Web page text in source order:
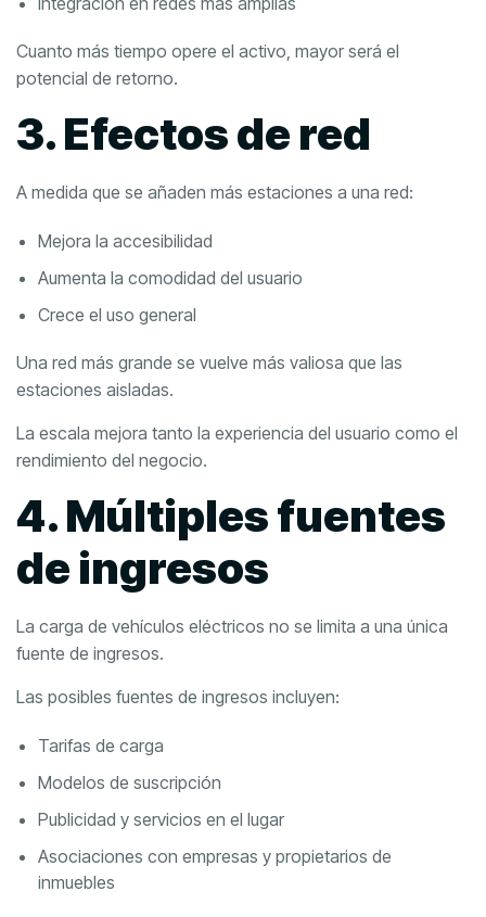
Cuanto más tiempo opere el activo, mayor será el
potencial de retorno.
3. Efectos de red
A medida que se añaden más estaciones a una red:
Mejora la accesibilidad
Aumenta la comodidad del usuario
Crece el uso general
Una red más grande se vuelve más valiosa que las
estaciones aisladas.
La escala mejora tanto la experiencia del usuario como el
rendimiento del negocio.
4. Múltiples fuentes
de ingresos
La carga de vehículos eléctricos no se limita a una única
fuente de ingresos.
Las posibles fuentes de ingresos incluyen:
Tarifas de carga
Modelos de suscripción
Publicidad y servicios en el lugar
Asociaciones con empresas y propietarios de
inmuebles